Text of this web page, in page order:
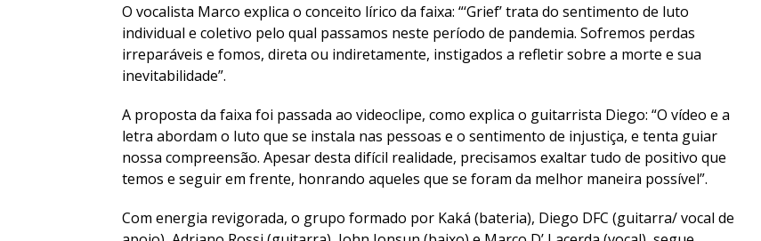
O vocalista Marco explica o conceito lírico da faixa: “‘Grief’ trata do sentimento de luto
individual e coletivo pelo qual passamos neste período de pandemia. Sofremos perdas
irreparáveis e fomos, direta ou indiretamente, instigados a refletir sobre a morte e sua
inevitabilidade”.
A proposta da faixa foi passada ao videoclipe, como explica o guitarrista Diego: “O vídeo e a
letra abordam o luto que se instala nas pessoas e o sentimento de injustiça, e tenta guiar
nossa compreensão. Apesar desta difícil realidade, precisamos exaltar tudo de positivo que
temos e seguir em frente, honrando aqueles que se foram da melhor maneira possível”.
Com energia revigorada, o grupo formado por Kaká (bateria), Diego DFC (guitarra/ vocal de